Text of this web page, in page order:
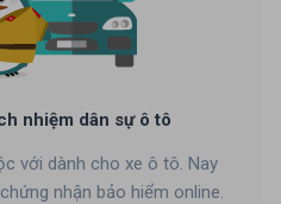
nhiệm dân sự ô tô
với dành cho xe ô tô. Nay
nhận bảo hiểm online.